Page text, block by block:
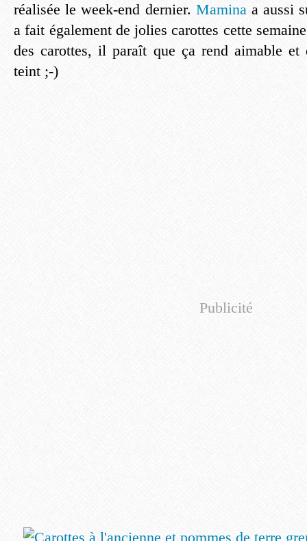
réalisée le week-end dernier. Maminaa aussi
a fait également de jolies carottes cette
des carottes, il paraît que ça rend aimable
teint ;-)
Publicité